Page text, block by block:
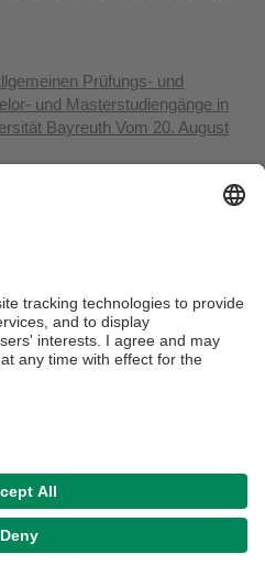
Prüfungs- und
und Masterstudiengänge in
Bayreuth Vom 20. August
für Bachelor- und
an der Universität